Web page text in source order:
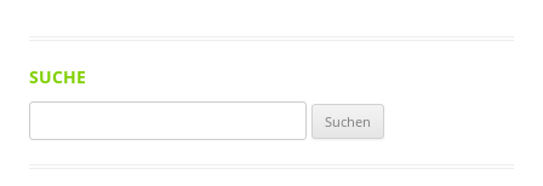
SUCHE
nach: